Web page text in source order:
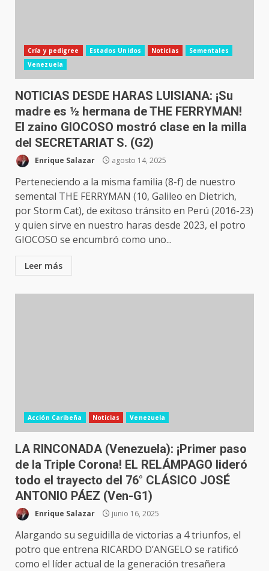
Cría y pedigree Estados Unidos Noticias
Sementales
Venezuela
NOTICIAS DESDE HARAS LUISIANA: ¡Su
madre es ½ hermana de THE FERRYMAN!
El zaino GIOCOSO mostró clase en la milla
del SECRETARIAT S. (G2)
Enrique Salazar agosto 14, 2025
Perteneciendo a la misma familia (8-f) de nuestro
semental THE FERRYMAN (10, Galileo en Dietrich,
por Storm Cat), de exitoso tránsito en Perú (2016-23)
y quien sirve en nuestro haras desde 2023, el potro
GIOCOSO se encumbró como uno...
Leer más
Acción Caribeña Noticias Venezuela
LA RINCONADA (Venezuela): ¡Primer paso
de la Triple Corona! EL RELÁMPAGO lideró
todo el trayecto del 76° CLÁSICO JOSÉ
ANTONIO PÁEZ (Ven-G1)
Enrique Salazar junio 16, 2025
Alargando su seguidilla de victorias a 4 triunfos, el
potro que entrena RICARDO D’ANGELO se ratificó
como el líder actual de la generación tresañera